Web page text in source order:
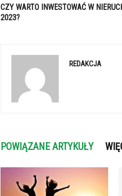
CZY WARTO INWESTOWAĆ W
2023?
REDAKCJA
POWIĄZANE ARTYKUŁY